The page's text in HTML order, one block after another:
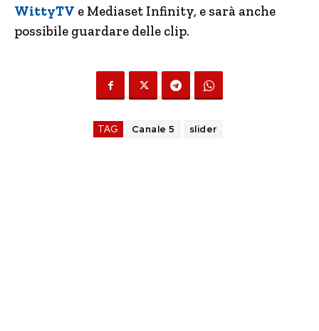
WittyTV e Mediaset Infinity, e sarà anche
possibile guardare delle clip.
TAG Canale 5 slider